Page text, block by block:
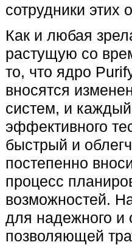
сотрудники
Как и любая
растущую со
то, что ядро
вносятся
систем, и
эффективного
быстрый и
постепенно
процесс
возможностей.
для надежного и
позволяющей